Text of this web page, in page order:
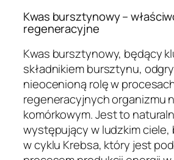
Kwas bursztynowy –
regeneracyjne
Kwas bursztynowy, będący
składnikiem bursztynu,
nieocenioną rolę w
regeneracyjnych organizmu
komórkowym. Jest to
występujący w ludzkim ciele,
w cyklu Krebsa, który jest